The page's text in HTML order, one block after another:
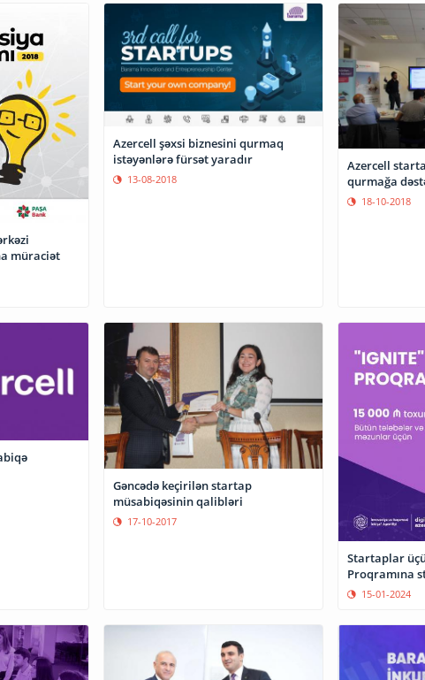
müraciət
Azercell şəxsi biznesini qurmaq
istəyənlərə fürsət yaradır
13-08-2018
Azercell
qurmağa
18-10-2018
Gəncədə keçirilən startap
müsabiqəsinin qalibləri
17-10-2017
Startaplar
Proqramına
15-01-2024